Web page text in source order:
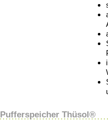
Pufferspeicher Thüsol®